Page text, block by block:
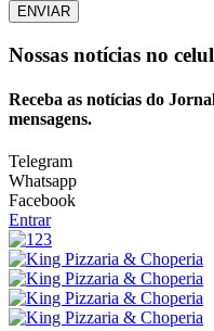
ENVIAR
Nossas notícias no
Receba as notícias do
mensagens.
Telegram
Whatsapp
Facebook
Entrar